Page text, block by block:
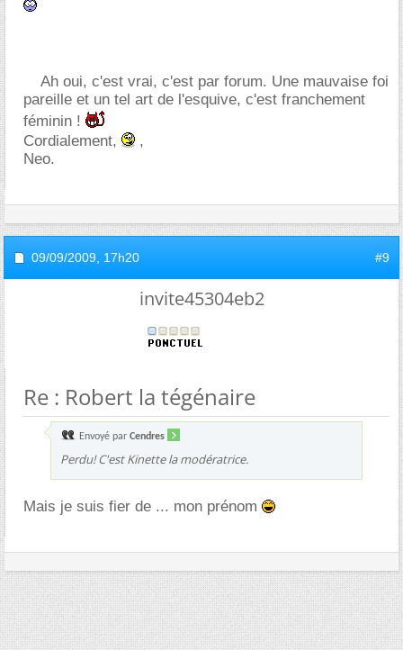
Ah oui, c'est vrai, c'est par forum. Une mauvaise foi
pareille et un tel art de l'esquive, c'est franchement
féminin !
Cordialement,
,
Neo.
09/09/2009, 17h20 #9
invite45304eb2
Re : Robert la tégénaire
Envoyé par Cendres
Perdu! C'est Kinette la modératrice.
Mais je suis fier de ... mon prénom